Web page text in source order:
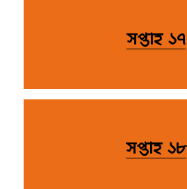
সপ্তাহ ১৭
সপ্তাহ ১৮